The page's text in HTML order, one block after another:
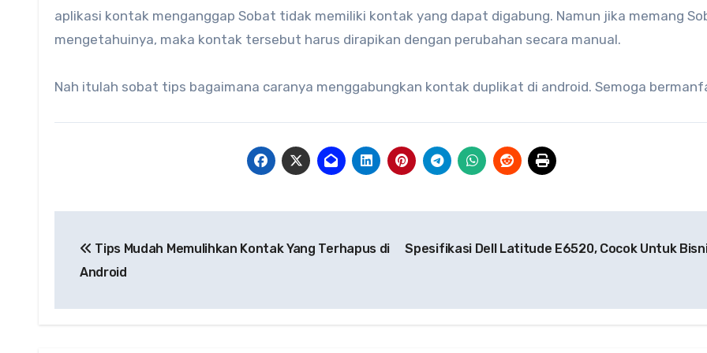
aplikasi kontak menganggap Sobat tidak memiliki kontak yang dapat digabung. Namun jika memang
mengetahuinya, maka kontak tersebut harus dirapikan dengan perubahan secara manual.
Nah itulah sobat tips bagaimana caranya menggabungkan kontak duplikat di android. Semoga
pos Tips Mudah Memulihkan Kontak Yang Terhapus di
Android
Spesifikasi Dell Latitude E6520, Cocok Untuk